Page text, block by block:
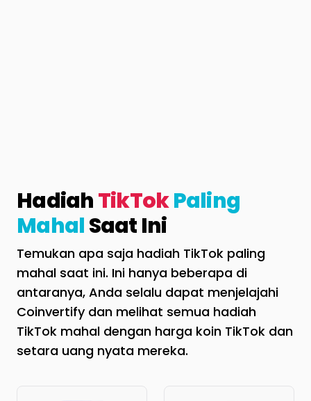
HadiahTikTokPaling
MahalSaat Ini
Temukan apa saja hadiah TikTok paling
mahal saat ini. Ini hanya beberapa di
antaranya, Anda selalu dapat menjelajahi
Coinvertify dan melihat semua hadiah
TikTok mahal dengan harga koin TikTok dan
setara uang nyata mereka.